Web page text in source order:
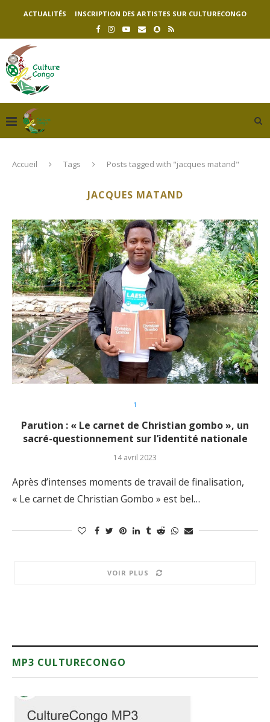
ACTUALITÉS INSCRIPTION DES ARTISTES SUR CULTURECONGO
Accueil Tags Posts tagged with "jacques matand"
JACQUES MATAND
1
Parution : « Le carnet de Christian gombo », un
sacré-questionnement sur l’identité nationale
14 avril 2023
Après d’intenses moments de travail de finalisation,
« Le carnet de Christian Gombo » est bel…
VOIR PLUS
MP3 CULTURECONGO